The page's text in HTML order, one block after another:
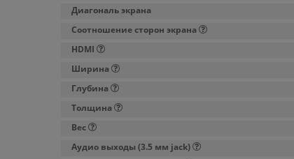
Диагональ экрана
Соотношение сторон экрана
HDMI
Ширина
Глубина
Толщина
Вес
Аудио выходы (3.5 мм jack)